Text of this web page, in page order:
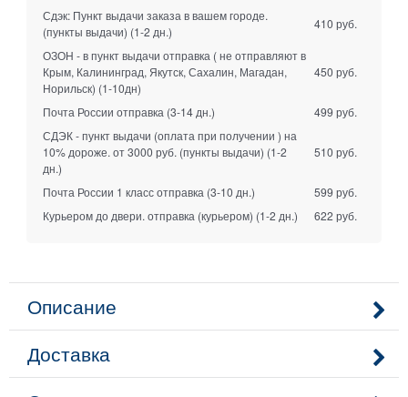
Сдэк: Пункт выдачи заказа в вашем городе.
(пункты выдачи) (1-2 дн.)
410 руб.
ОЗОН - в пункт выдачи отправка ( не отправляют в
Крым, Калининград, Якутск, Сахалин, Магадан,
Норильск) (1-10дн)
450 руб.
Почта России отправка (3-14 дн.)
499 руб.
СДЭК - пункт выдачи (оплата при получении ) на
10% дороже. от 3000 руб. (пункты выдачи) (1-2
дн.)
510 руб.
Почта России 1 класс отправка (3-10 дн.)
599 руб.
Курьером до двери. отправка (курьером) (1-2 дн.) 622 руб.
Описание
Доставка